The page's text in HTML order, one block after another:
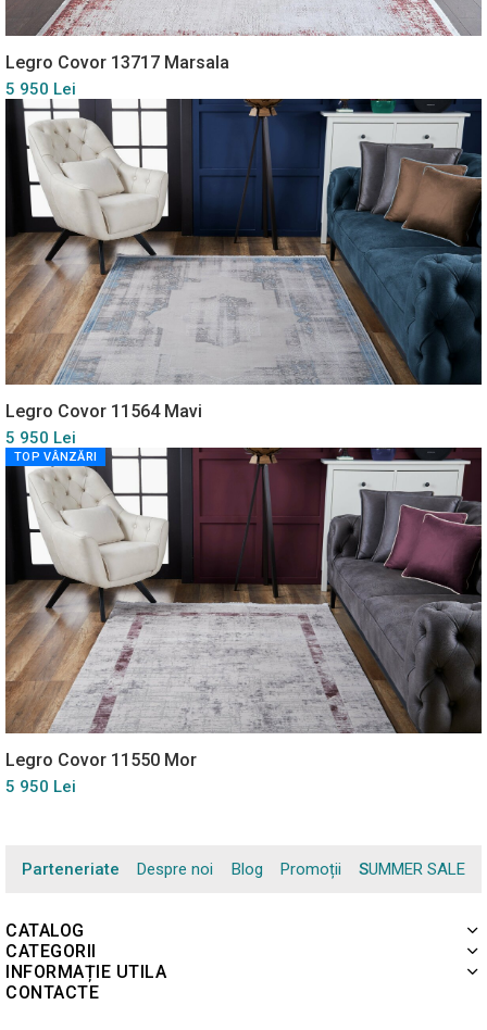
Legro Covor 13717 Marsala
5 950 Lei
Legro Covor 11564 Mavi
5 950 Lei
TOP VÂNZĂRI
Legro Covor 11550 Mor
5 950 Lei
Parteneriate Despre noi Blog Promoții SUMMER SALE
CATALOG
CATEGORII
INFORMAȚIE UTILA
CONTACTE